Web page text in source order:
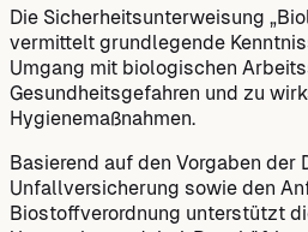
Die Sicherheitsunterweisung
vermittelt grundlegende
Umgang mit biologischen
Gesundheitsgefahren und zu
Hygienemaßnahmen.
Basierend auf den Vorgaben der
Unfallversicherung sowie den
Biostoffverordnung unterstützt